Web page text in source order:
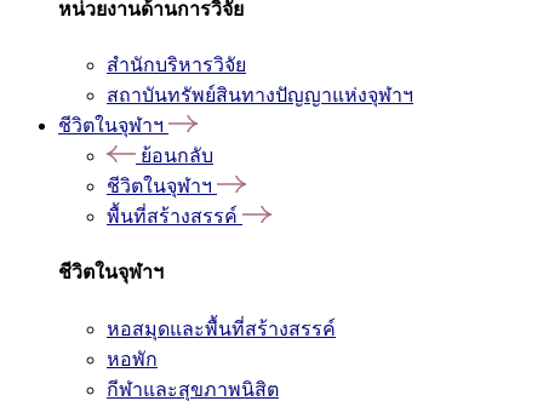
หน่วยงานด้านการวิจัย
สำนักบริหารวิจัย
สถาบันทรัพย์สินทางปัญญาแห่งจุฬาฯ
ชีวิตในจุฬาฯ
ย้อนกลับ
ชีวิตในจุฬาฯ
พื้นที่สร้างสรรค์
ชีวิตในจุฬาฯ
หอสมุดและพื้นที่สร้างสรรค์
หอพัก
กีฬาและสุขภาพนิสิต